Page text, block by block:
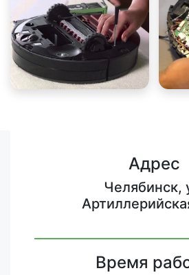
Адрес
Челябинск,
Время